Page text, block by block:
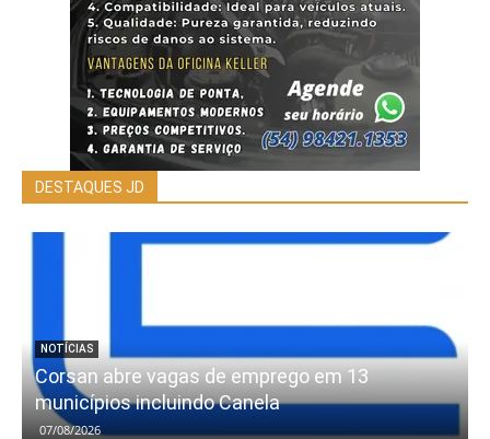
DESTAQUES JD
NOTÍCIAS
Corsan abre vagas de emprego em 13
municípios incluindo Canela
07/08/2026